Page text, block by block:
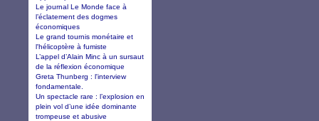
Le journal Le Monde face à
l’éclatement des dogmes
économiques
Le grand tournis monétaire et
l'hélicoptère à fumiste
L’appel d’Alain Minc à un sursaut
de la réflexion économique
Greta Thunberg : l'interview
fondamentale.
Un spectacle rare : l’explosion en
plein vol d’une idée dominante
trompeuse et abusive